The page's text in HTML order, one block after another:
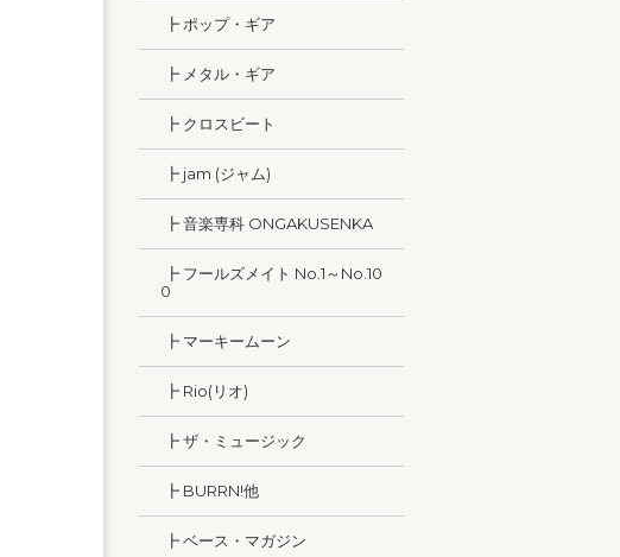
┣ ポップ・ギア
┣ メタル・ギア
┣ クロスビート
┣ jam (ジャム)
┣ 音楽専科 ONGAKUSENKA
┣ フールズメイト No.1～No.10
0
┣ マーキームーン
┣ Rio(リオ)
┣ ザ・ミュージック
┣ BURRN!他
┣ ベース・マガジン